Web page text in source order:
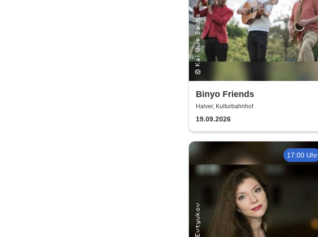
Binyo Friends
Halver, Kulturbahnhof
19.09.2026
17:00 Uhr